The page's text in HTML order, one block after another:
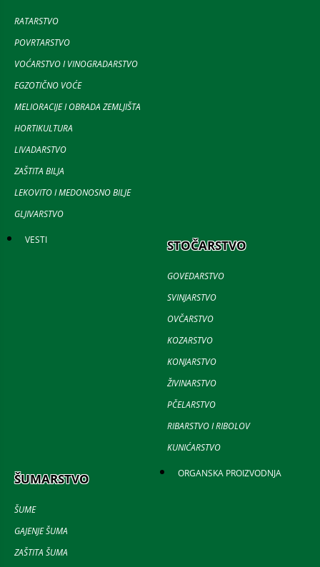
RATARSTVO
POVRTARSTVO
VOĆARSTVO I VINOGRADARSTVO
EGZOTIČNO VOĆE
MELIORACIJE I OBRADA ZEMLJIŠTA
HORTIKULTURA
LIVADARSTVO
ZAŠTITA BILJA
LEKOVITO I MEDONOSNO BILJE
GLJIVARSTVO
VESTI STOČARSTVO
GOVEDARSTVO
SVINJARSTVO
OVČARSTVO
KOZARSTVO
KONJARSTVO
ŽIVINARSTVO
PČELARSTVO
RIBARSTVO I RIBOLOV
KUNIĆARSTVO
ŠUMARSTVO
ŠUME
GAJENJE ŠUMA
ZAŠTITA ŠUMA
ORGANSKA PROIZVODNJA